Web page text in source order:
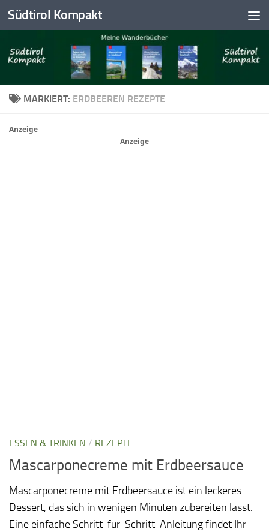
Skip to content
Südtirol Kompakt
MARKIERT: ERDBEEREN REZEPTE
Anzeige
Anzeige
ESSEN & TRINKEN / REZEPTE
Mascarponecreme mit Erdbeersauce
Mascarponecreme mit Erdbeersauce ist ein leckeres
Dessert, das sich in wenigen Minuten zubereiten lässt.
Eine einfache Schritt-für-Schritt-Anleitung findet Ihr